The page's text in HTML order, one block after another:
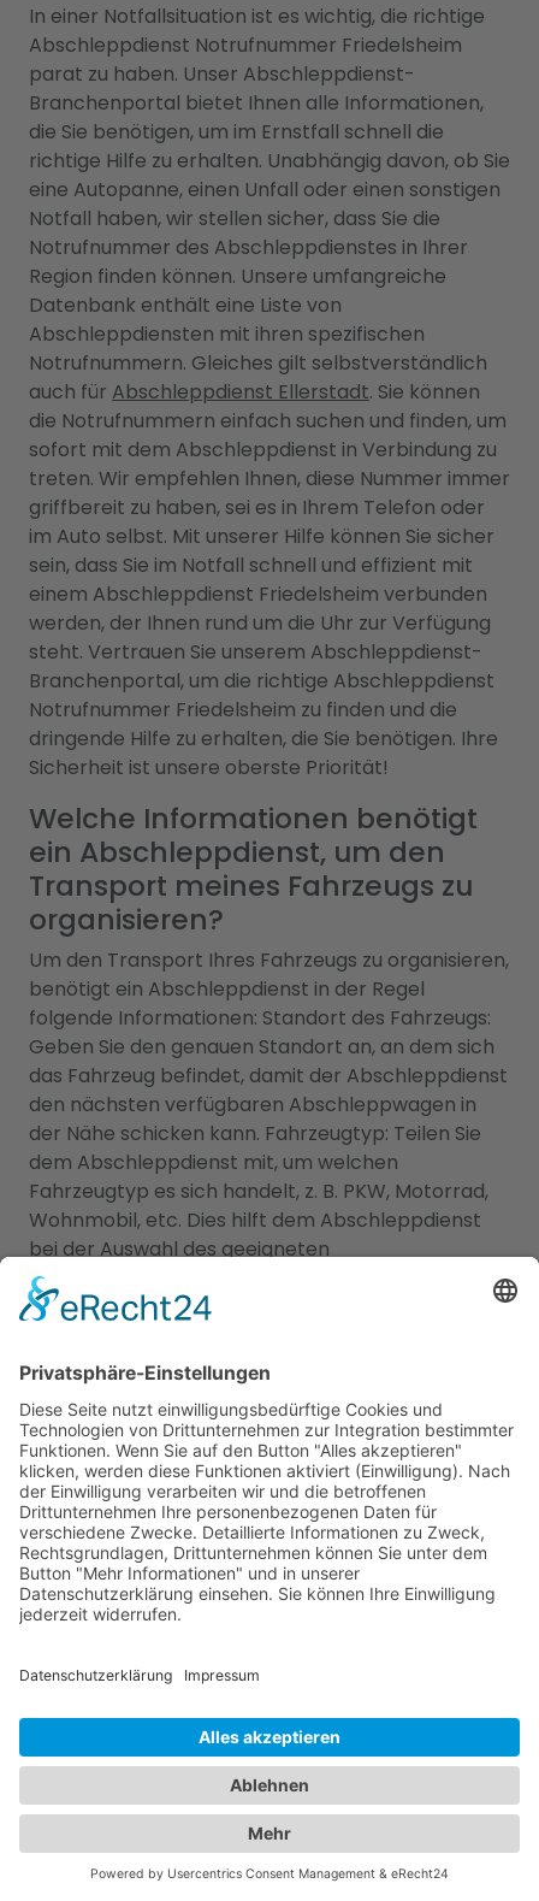
In einer Notfallsituation ist es wichtig, die richtige
Abschleppdienst Notrufnummer Friedelsheim
parat zu haben. Unser Abschleppdienst-
Branchenportal bietet Ihnen alle Informationen,
die Sie benötigen, um im Ernstfall schnell die
richtige Hilfe zu erhalten. Unabhängig davon, ob Sie
eine Autopanne, einen Unfall oder einen sonstigen
Notfall haben, wir stellen sicher, dass Sie die
Notrufnummer des Abschleppdienstes in Ihrer
Region finden können. Unsere umfangreiche
Datenbank enthält eine Liste von
Abschleppdiensten mit ihren spezifischen
Notrufnummern. Gleiches gilt selbstverständlich
auch für Abschleppdienst Ellerstadt. Sie können
die Notrufnummern einfach suchen und finden, um
sofort mit dem Abschleppdienst in Verbindung zu
treten. Wir empfehlen Ihnen, diese Nummer immer
griffbereit zu haben, sei es in Ihrem Telefon oder
im Auto selbst. Mit unserer Hilfe können Sie sicher
sein, dass Sie im Notfall schnell und effizient mit
einem Abschleppdienst Friedelsheim verbunden
werden, der Ihnen rund um die Uhr zur Verfügung
steht. Vertrauen Sie unserem Abschleppdienst-
Branchenportal, um die richtige Abschleppdienst
Notrufnummer Friedelsheim zu finden und die
dringende Hilfe zu erhalten, die Sie benötigen. Ihre
Sicherheit ist unsere oberste Priorität!
Welche Informationen benötigt
ein Abschleppdienst, um den
Transport meines Fahrzeugs zu
organisieren?
Um den Transport Ihres Fahrzeugs zu organisieren,
benötigt ein Abschleppdienst in der Regel
folgende Informationen: Standort des Fahrzeugs:
Geben Sie den genauen Standort an, an dem sich
das Fahrzeug befindet, damit der Abschleppdienst
den nächsten verfügbaren Abschleppwagen in
der Nähe schicken kann. Fahrzeugtyp: Teilen Sie
dem Abschleppdienst mit, um welchen
Fahrzeugtyp es sich handelt, z. B. PKW, Motorrad,
Wohnmobil, etc. Dies hilft dem Abschleppdienst
bei der Auswahl des geeigneten
Abschleppwagens und der richtigen Ausrüstung.
Zustand des Fahrzeugs: Geben Sie an, ob das
fahrtüchtig ist. Falls das Fahrzeug beschädigt ist,
können zusätzliche Vorkehrungen getroffen
werden, um es sicher zu transportieren. Besondere
Anforderungen: Falls es besondere Anforderungen
gibt, wie z. B. das Abschleppen eines
tiefergelegten Fahrzeugs oder das Transportieren
eines Fahrzeugs mit Allradantrieb, informieren Sie
den Abschleppdienst darüber. Ihre Kontaktdaten:
Geben Sie dem Abschleppdienst Ihre
vollständigen Kontaktdaten an, einschließlich
alternative Kontaktmöglichkeit. Diese
Informationen helfen dem Abschleppdienst dabei,
den Transport Ihres Fahrzeugs effizient zu
organisieren und sicherzustellen, dass die richtige
Ausrüstung und das geeignete Abschleppfahrzeug
Von Abschleppdiensten bis zu